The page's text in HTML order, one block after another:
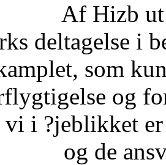
Af Hizb
deltagelse i
som
og
vi i ?jeblikket
og de